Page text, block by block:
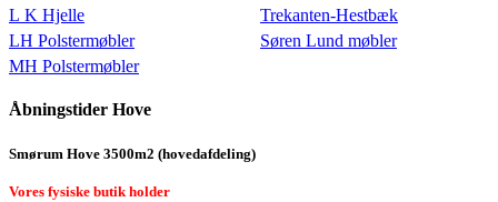
L K Hjelle
LH Polstermøbler
MH Polstermøbler
Trekanten-Hestbæk
Søren Lund møbler
Åbningstider Hove
Smørum Hove 3500m2 (hovedafdeling)
Vores fysiske butik holder